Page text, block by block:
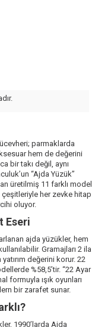
parmaklarda
hem de değerini
bir takı değil, aynı
’un “Ajda Yüzük”
üretilmiş 11 farklı model
çeşitleriyle her zevke hitap
oluyor.
Eseri
ajda yüzükler, hem
Gramajları 2 ila
değerini korur. 22
%58,5’tir. “22 Ayar
formuyla ışık oyunları
bir zarafet sunar.
1990’larda Ajda